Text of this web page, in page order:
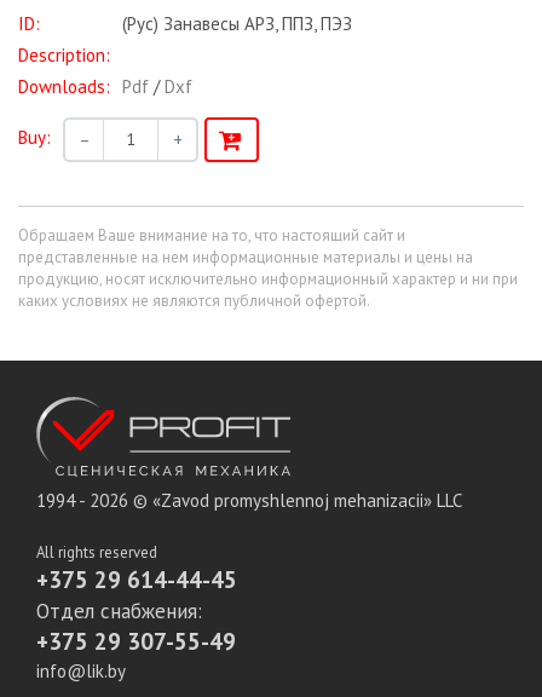
ID:
(Рус) Занавесы АРЗ, ППЗ, ПЭЗ
Description:
Downloads: Pdf / Dxf
Buy: – +
Обращаем Ваше внимание на то, что настоящий сайт и
представленные на нем информационные материалы и цены на
продукцию, носят исключительно информационный характер и ни при
каких условиях не являются публичной офертой.
1994 - 2026 © «Zavod promyshlennoj mehanizacii» LLC
All rights reserved
+375 29 614-44-45
Отдел снабжения:
+375 29 307-55-49
info@lik.by